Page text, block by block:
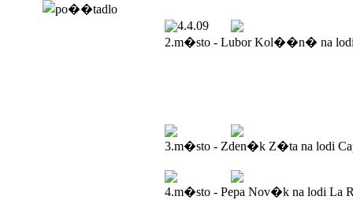
4.4.09
2.m�sto - Lubor Kol��n� na
3.m�sto - Zden�k Z�ta na lodi
4.m�sto - Pepa Nov�k na lodi La